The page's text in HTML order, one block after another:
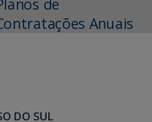
de
Anuais
DO SUL